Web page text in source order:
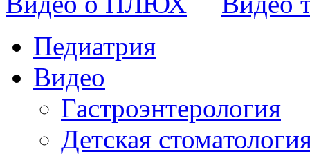
Педиатрия
Видео
Гастроэнтерология
Детская